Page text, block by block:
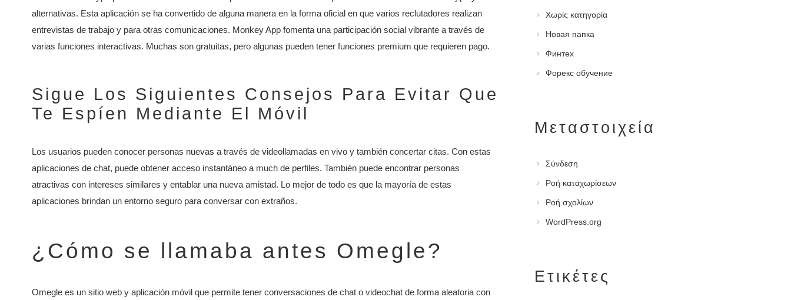
alternativas. Esta aplicación se ha convertido de alguna manera en la forma oficial en que varios reclutadores realizan
entrevistas de trabajo y para otras comunicaciones. Monkey App fomenta una participación social vibrante a través de
varias funciones interactivas. Muchas son gratuitas, pero algunas pueden tener funciones premium que requieren pago.
Sigue Los Siguientes Consejos Para Evitar Que
Te Espíen Mediante El Móvil
Los usuarios pueden conocer personas nuevas a través de videollamadas en vivo y también concertar citas. Con estas
aplicaciones de chat, puede obtener acceso instantáneo a much de perfiles. También puede encontrar personas
atractivas con intereses similares y entablar una nueva amistad. Lo mejor de todo es que la mayoría de estas
aplicaciones brindan un entorno seguro para conversar con extraños.
¿Cómo se llamaba antes Omegle?
Omegle es un sitio web y aplicación móvil que permite tener conversaciones de chat o videochat de forma aleatoria con
Χωρίς κατηγορία
Новая папка
Финтех
Форекс обучение
Μεταστοιχεία
Σύνδεση
Ροή καταχωρίσεων
Ροή σχολίων
WordPress.org
Ετικέτες